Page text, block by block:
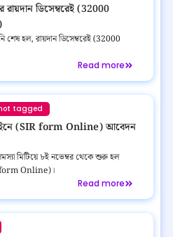
রায়দান ডিসেম্বরেই (32000
শেষ হল, রায়দান ডিসেম্বরেই (32000
Read more
tagged
(SIR form Online) আবেদন
মিটিয়ে ৮ই নভেম্বর থেকে শুরু হল
form Online)।
Read more